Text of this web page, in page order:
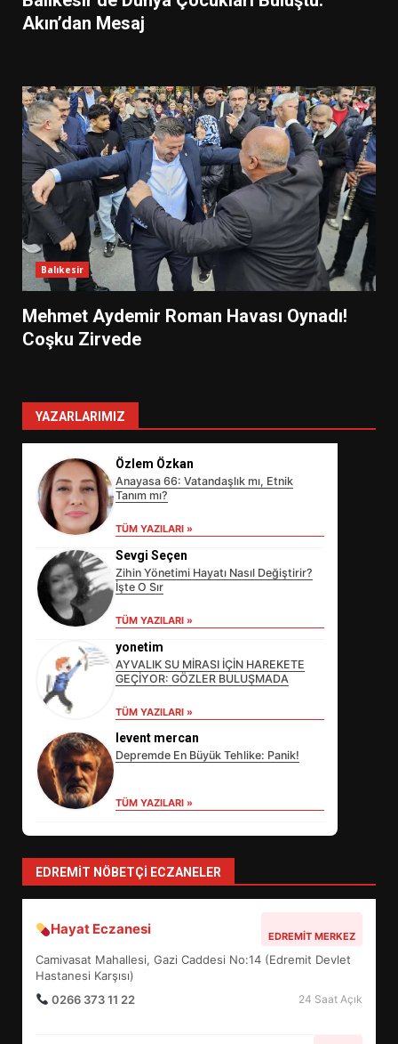
Akın’dan Mesaj
Balıkesir
Mehmet Aydemir Roman Havası Oynadı!
Coşku Zirvede
YAZARLARIMIZ
Özlem Özkan
Anayasa 66: Vatandaşlık mı, Etnik
Tanım mı?
TÜM YAZILARI »
Sevgi Seçen
Zihin Yönetimi Hayatı Nasıl Değiştirir?
İşte O Sır
TÜM YAZILARI »
yonetim
AYVALIK SU MİRASI İÇİN HAREKETE
GEÇİYOR: GÖZLER BULUŞMADA
TÜM YAZILARI »
levent mercan
Depremde En Büyük Tehlike: Panik!
TÜM YAZILARI »
EDREMIT NÖBETÇI ECZANELER
Hayat Eczanesi EDREMIT MERKEZ
Camivasat Mahallesi, Gazi Caddesi No:14 (Edremit Devlet
Hastanesi Karşısı)
0266 373 11 22
24 Saat Açık
3
SÜRDÜRÜLEBİLİRLİKTE NE
DEĞİŞECEK?
4
5
BALIKESİR MÜZELERİNDE SÜRE
UZATILDI: NE DEĞİŞTİ?